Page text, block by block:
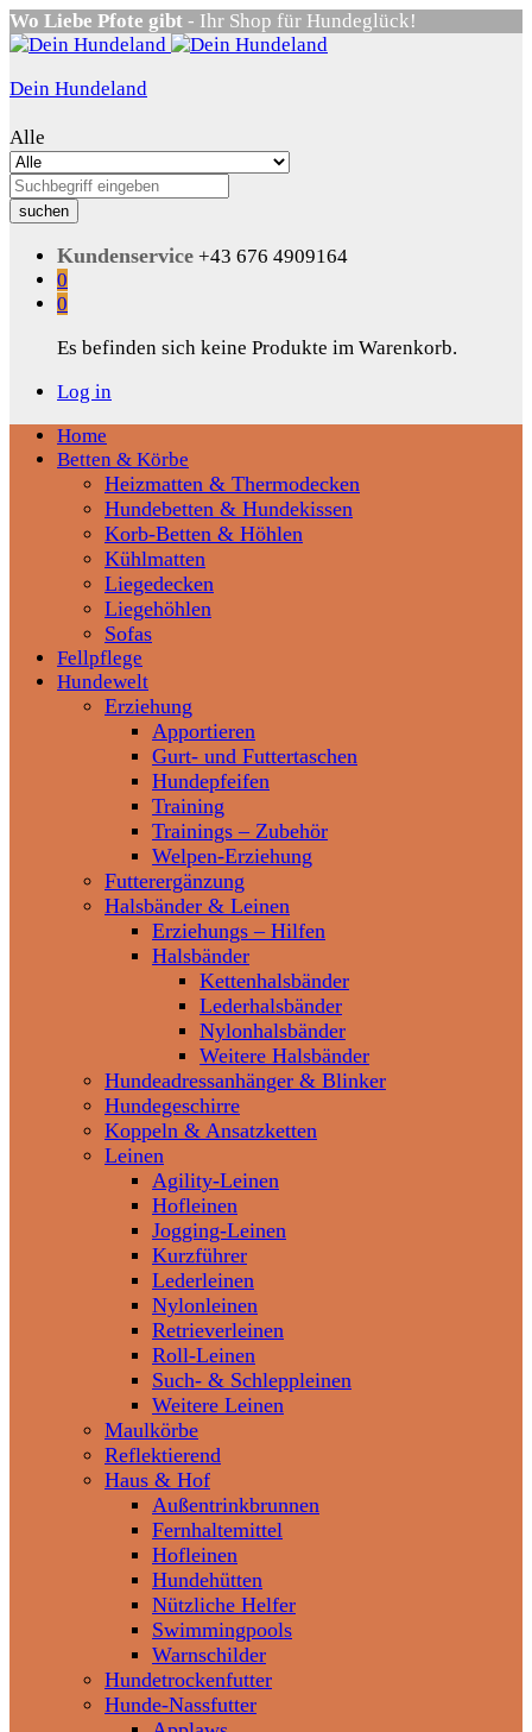
Wo Liebe Pfote gibt - Ihr Shop für Hundeglück!
Dein Hundeland
Alle
suchen
Kundenservice +43 676 4909164
0
0
Es befinden sich keine Produkte im Warenkorb.
Log in
Home
Betten & Körbe
Heizmatten & Thermodecken
Hundebetten & Hundekissen
Korb-Betten & Höhlen
Kühlmatten
Liegedecken
Liegehöhlen
Sofas
Fellpflege
Hundewelt
Erziehung
Apportieren
Gurt- und Futtertaschen
Hundepfeifen
Training
Trainings – Zubehör
Welpen-Erziehung
Futterergänzung
Halsbänder & Leinen
Erziehungs – Hilfen
Halsbänder
Kettenhalsbänder
Lederhalsbänder
Nylonhalsbänder
Weitere Halsbänder
Hundeadressanhänger & Blinker
Hundegeschirre
Koppeln & Ansatzketten
Leinen
Agility-Leinen
Hofleinen
Jogging-Leinen
Kurzführer
Lederleinen
Nylonleinen
Retrieverleinen
Roll-Leinen
Such- & Schleppleinen
Weitere Leinen
Maulkörbe
Reflektierend
Haus & Hof
Außentrinkbrunnen
Fernhaltemittel
Hofleinen
Hundehütten
Nützliche Helfer
Swimmingpools
Warnschilder
Hundetrockenfutter
Hunde-Nassfutter